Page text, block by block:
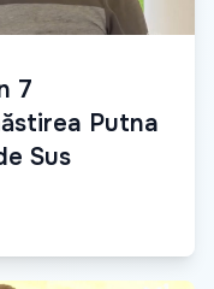
7
Putna
Sus